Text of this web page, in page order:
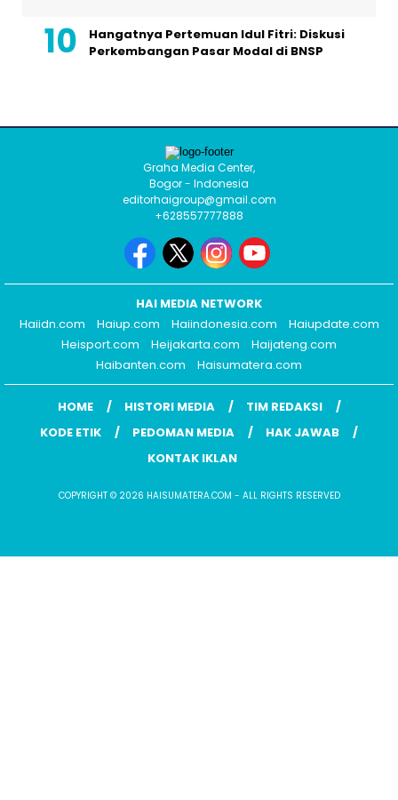
Hangatnya Pertemuan Idul Fitri: Diskusi
Perkembangan Pasar Modal di BNSP
Graha Media Center,
Bogor - Indonesia
editorhaigroup@gmail.com
+628557777888
HAI MEDIA NETWORK
Haiidn.com
Haiup.com Haiindonesia.com
Haiupdate.com
Heisport.com
Heijakarta.com
Haijateng.com
Haibanten.com
Haisumatera.com
HOME HISTORI MEDIA
TIM REDAKSI
KODE ETIK
PEDOMAN MEDIA
HAK JAWAB
KONTAK IKLAN
COPYRIGHT © 2026 HAISUMATERA.COM - ALL RIGHTS RESERVED